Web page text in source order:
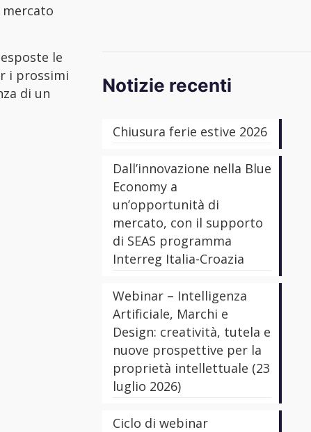
le
i prossimi
di un
Notizie recenti
Chiusura ferie estive 2026
Dall’innovazione nella Blue
Economy a
un’opportunità di
mercato, con il supporto
di SEAS programma
Interreg Italia-Croazia
Webinar – Intelligenza
Artificiale, Marchi e
Design: creatività, tutela e
nuove prospettive per la
proprietà intellettuale (23
luglio 2026)
Ciclo di webinar